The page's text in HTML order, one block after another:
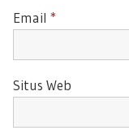
Email *
Situs Web